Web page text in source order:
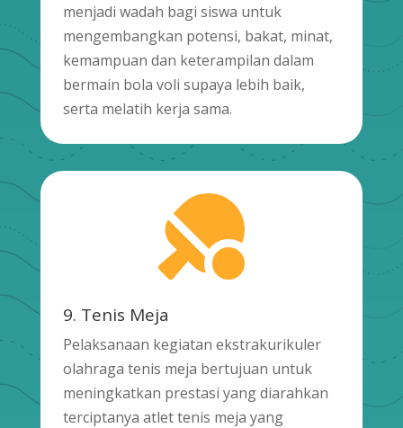
menjadi wadah bagi siswa untuk
mengembangkan potensi, bakat, minat,
kemampuan dan keterampilan dalam
bermain bola voli supaya lebih baik,
serta melatih kerja sama.

9. Tenis Meja
Pelaksanaan kegiatan ekstrakurikuler
olahraga tenis meja bertujuan untuk
meningkatkan prestasi yang diarahkan
terciptanya atlet tenis meja yang